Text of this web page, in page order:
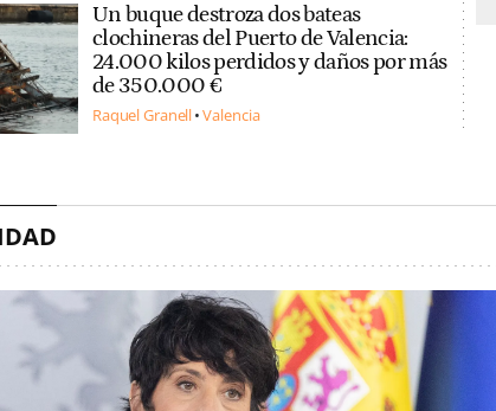
Un buque destroza dos bateas
clochineras del Puerto de Valencia:
24.000 kilos perdidos y daños por más
de 350.000 €
Raquel Granell Valencia